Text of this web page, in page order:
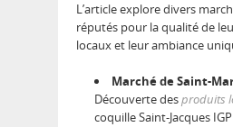
L’article explore divers
réputés pour la qualité de
locaux et leur ambiance
Marché de Saint-
Découverte desproduits
coquille Saint-Jacques